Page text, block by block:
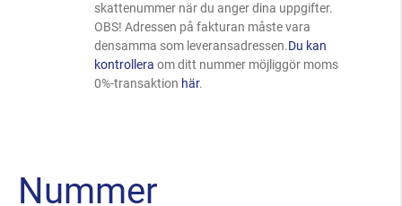
skattenummer när du anger dina uppgifter.
OBS! Adressen på fakturan måste vara
densamma som leveransadressen.Du kan
kontrollera om ditt nummer möjliggör moms
0%-transaktion här.
Nummer